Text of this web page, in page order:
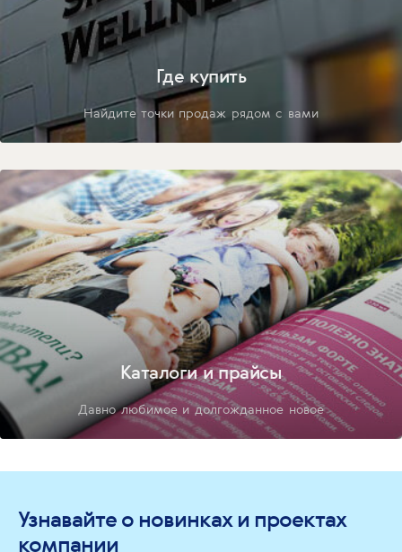
Где купить
Найдите точки продаж рядом с вами
Каталоги и прайсы
Давно любимое и долгожданное новое
Узнавайте о новинках и проектах
компании